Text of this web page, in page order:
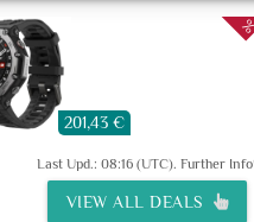
€
Last Upd.: 08:16 (UTC). Further
VIEW ALL DEALS